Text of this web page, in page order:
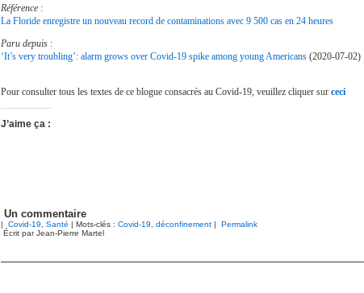
Référence :
La Floride enregistre un nouveau record de contaminations avec 9 500 cas en 24 heures
Paru depuis :
‘It’s very troubling’: alarm grows over Covid-19 spike among young Americans (2020-07-02)
Pour consulter tous les textes de ce blogue consacrés au Covid-19, veuillez cliquer sur ceci
J’aime ça :
Un commentaire
| Covid-19 Santé | Mots-clés : Covid-19 déconfinement |
Permalink
Écrit par Jean-Pierre Martel